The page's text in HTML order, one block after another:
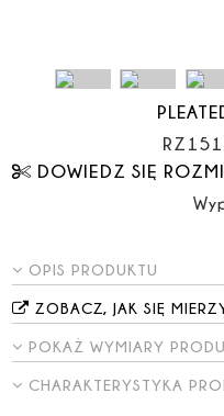
DOWIEDZ SIĘ
OPIS PRODUKTU
ZOBACZ, JAK SIĘ
POKAŻ WYMIARY
CHARAKTERYSTYKA